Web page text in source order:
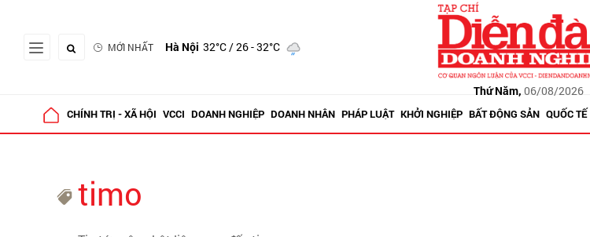
MỚI NHẤT Hà Nội 32°C/ 26 - 32°C
Thứ Năm, 06/08/2026
CHÍNH TRỊ - XÃ HỘI VCCI DOANH NGHIỆP DOANH NHÂN PHÁP LUẬT KHỞI NGHIỆP BẤT ĐỘNG SẢN QUỐC TẾ
timo